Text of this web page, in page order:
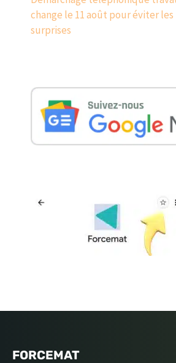
change le 11 août pour éviter les
surprises
FORCEMAT